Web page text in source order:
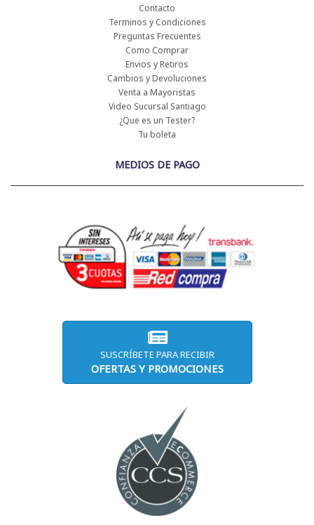
Contacto
Terminos y Condiciones
Preguntas Frecuentes
Como Comprar
Envios y Retiros
Cambios y Devoluciones
Venta a Mayoristas
Video Sucursal Santiago
¿Que es un Tester?
Tu boleta
MEDIOS DE PAGO
SUSCRÍBETE PARA RECIBIR
OFERTAS Y PROMOCIONES